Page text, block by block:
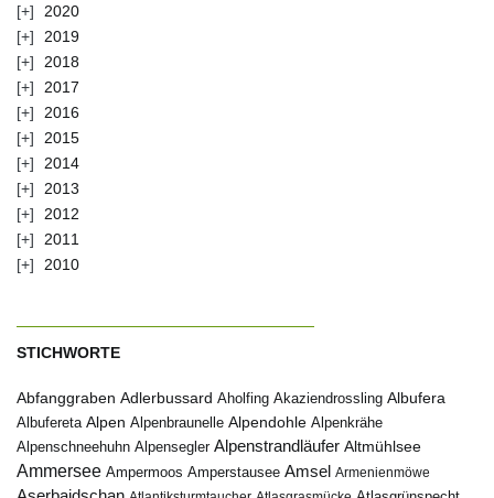
2020
2019
2018
2017
2016
2015
2014
2013
2012
2011
2010
STICHWORTE
Abfanggraben Adlerbussard Aholfing Akaziendrossling Albufera
Albufereta Alpen Alpenbraunelle Alpendohle Alpenkrähe
Alpenschneehuhn Alpensegler Alpenstrandläufer Altmühlsee
Ammersee Ampermoos Amperstausee Amsel Armenienmöwe